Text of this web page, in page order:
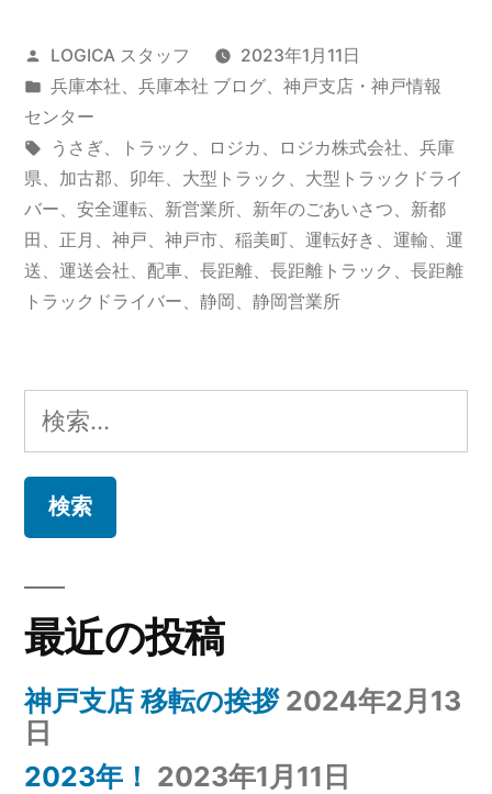
投
稿
者:
LOGICA スタッフ
2023年1月11日
カ
テ
ゴ
リ
ー:
兵庫本社 兵庫本社 ブログ、 神戸支店・神戸情報
センター
タ
グ:
うさぎ トラック ロジカ ロジカ株式会社
兵庫
県
加古郡 卯年 大型トラック
大型トラックドライ
バー
安全運転 新営業所 新年のごあいさつ
新都
田
正月 神戸 神戸市 稲美町 運転好き 運輸
運
送
運送会社 配車 長距離 長距離トラック
長距離
トラックドライバー
静岡 静岡営業所
検
索:
最近の投稿
神戸支店 移転の挨拶 2024年2月13
日
2023年！ 2023年1月11日